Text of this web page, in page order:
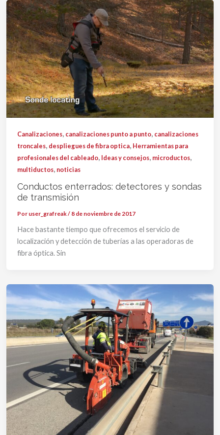
Canalizaciones, canalizaciones punto a punto, canalizaciones
troncales, despliegues de fibra optica, Herramientas para
profesionales del cableado, Ideas y consejos, microductos,
multiductos, noticias
Conductos enterrados: detectores y sondas
de transmisión
Por user_grafreak/ 8 de noviembre de 2017
Hace bastante tiempo que ofrecemos el servicio de
localización y detección de tuberías a las operadoras de
fibra óptica. Sin